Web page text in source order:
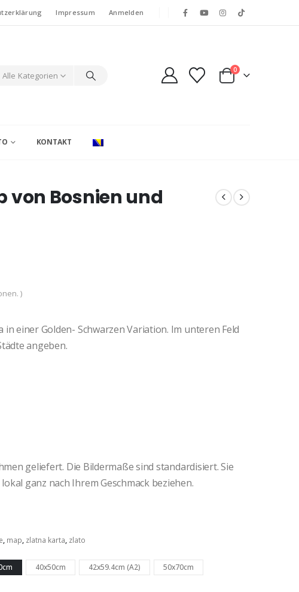
Impressum Anmelden
Alle Kategorien
0
KONTAKT
von Bosnien und
)
einer Golden- Schwarzen Variation. Im unteren Feld
angeben.
geliefert. Die Bildermaße sind standardisiert. Sie
ganz nach Ihrem Geschmack beziehen.
, map, zlatna karta, zlato
40x50cm 42x59.4cm (A2)
50x70cm